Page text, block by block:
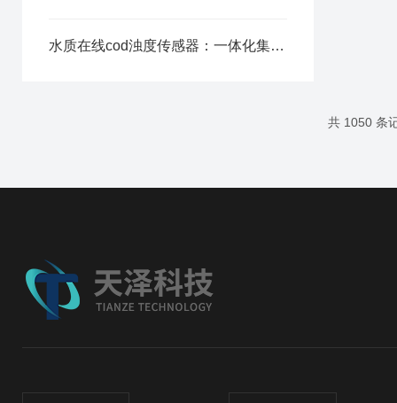
水质在线cod浊度传感器：一体化集成光路，减少设备维护周期
共 1050 条